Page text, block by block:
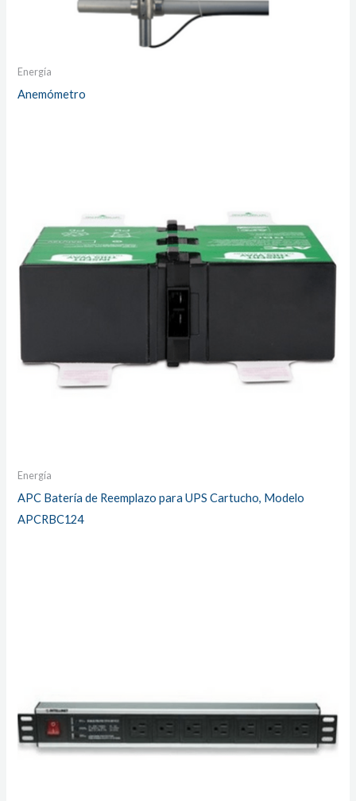
Energía
Anemómetro
Energía
APC Batería de Reemplazo para UPS Cartucho, Modelo
APCRBC124